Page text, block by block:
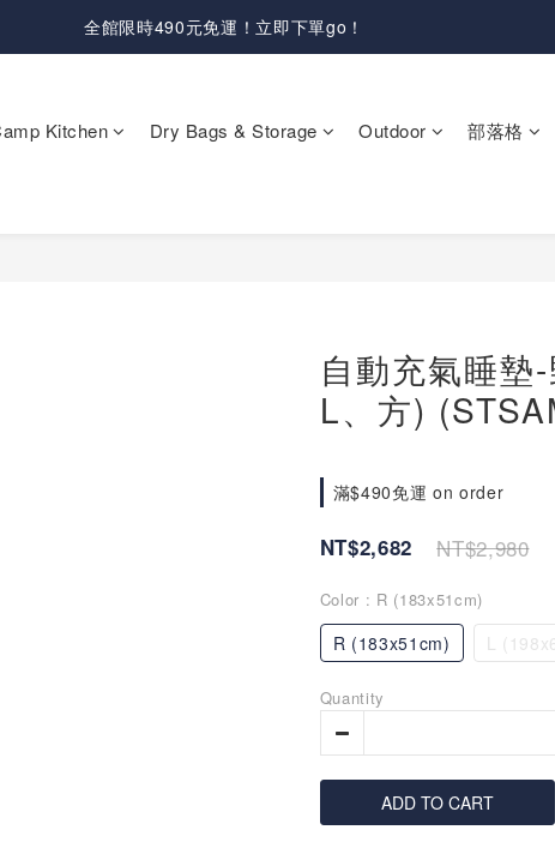
全館限時490元免運！立即下單go！
Kitchen Dry Bags & Storage Outdoor 部落格
自動充氣睡墊-
L、方)
滿$490免運 on order
NT$2,980
NT$2,682
Color : R (183x51cm)
R (183x51cm) L
Quantity
ADD TO CART